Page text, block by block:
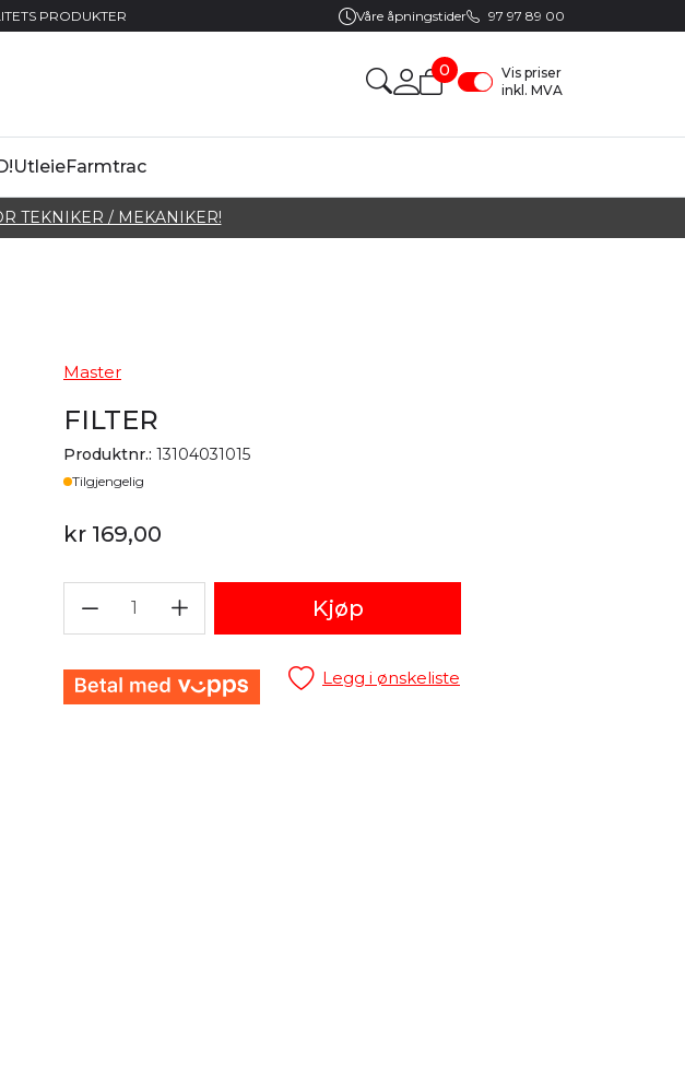
PRODUKTER Våre åpningstider 97 97 89 00
0
Vis priser
inkl. MVA
UtleieFarmtrac
TEKNIKER / MEKANIKER!
Master
FILTER
Produktnr.: 13104031015
Lager
Tilgjengelig
kr 169,00
1 Kjøp
Legg i ønskeliste